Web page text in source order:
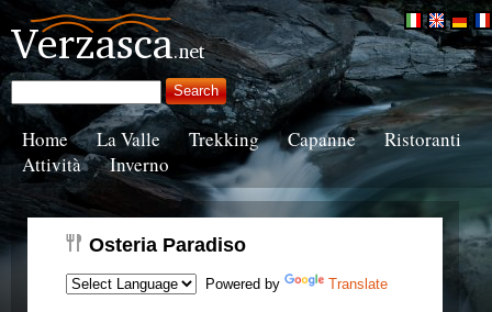
Home La Valle Trekking Capanne
Ristoranti
Attività
Inverno
Osteria Paradiso
Powered by Translate